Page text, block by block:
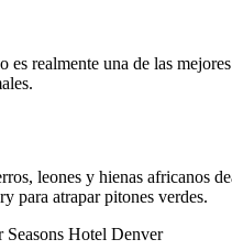
es realmente una de las
leones y hienas africanos
para atrapar pitones verdes.
Seasons Hotel Denver